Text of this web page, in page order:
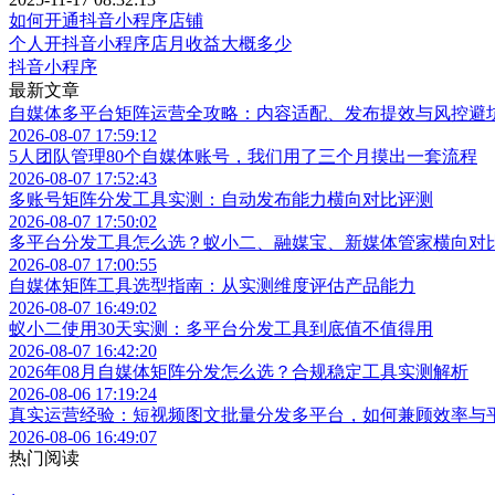
如何开通抖音小程序店铺
个人开抖音小程序店月收益大概多少
抖音小程序
最新文章
自媒体多平台矩阵运营全攻略：内容适配、发布提效与风控避
2026-08-07 17:59:12
5人团队管理80个自媒体账号，我们用了三个月摸出一套流程
2026-08-07 17:52:43
多账号矩阵分发工具实测：自动发布能力横向对比评测
2026-08-07 17:50:02
多平台分发工具怎么选？蚁小二、融媒宝、新媒体管家横向对
2026-08-07 17:00:55
自媒体矩阵工具选型指南：从实测维度评估产品能力
2026-08-07 16:49:02
蚁小二使用30天实测：多平台分发工具到底值不值得用
2026-08-07 16:42:20
2026年08月自媒体矩阵分发怎么选？合规稳定工具实测解析
2026-08-06 17:19:24
真实运营经验：短视频图文批量分发多平台，如何兼顾效率与
2026-08-06 16:49:07
热门阅读